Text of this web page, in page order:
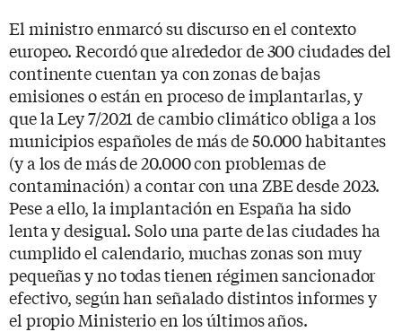
El ministro enmarcó su discurso en el contexto
europeo. Recordó que alrededor de 300 ciudades del
continente cuentan ya con zonas de bajas
emisiones o están en proceso de implantarlas, y
que la Ley 7/2021 de cambio climático obliga a los
municipios españoles de más de 50.000 habitantes
(y a los de más de 20.000 con problemas de
contaminación) a contar con una ZBE desde 2023.
Pese a ello, la implantación en España ha sido
lenta y desigual. Solo una parte de las ciudades ha
cumplido el calendario, muchas zonas son muy
pequeñas y no todas tienen régimen sancionador
efectivo, según han señalado distintos informes y
el propio Ministerio en los últimos años.